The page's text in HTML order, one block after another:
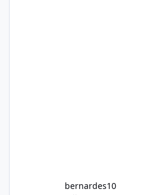
bernardes10